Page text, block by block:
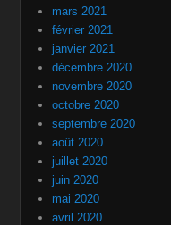
mars 2021
février 2021
janvier 2021
décembre 2020
novembre 2020
octobre 2020
septembre 2020
août 2020
juillet 2020
juin 2020
mai 2020
avril 2020